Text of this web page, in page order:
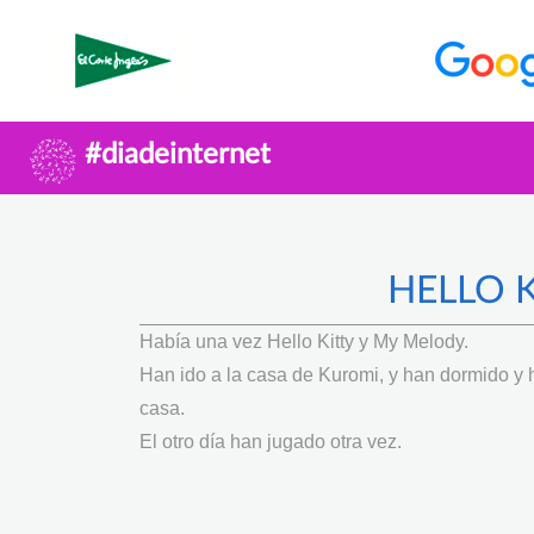
#diadeinternet
HELLO
Había una vez Hello Kitty y My Melody.
Han ido a la casa de Kuromi, y han dormido
casa.
El otro día han jugado otra vez.